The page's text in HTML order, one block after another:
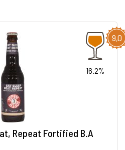
9,0
16.2%
Repeat Fortified B.A